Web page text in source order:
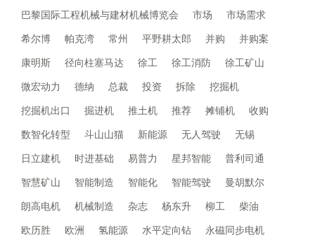
巴黎国际工程机械与建材机械博览会
市场
市场需求
希尔博
帕克湾 常州 平野耕太郎 并购
并购案
康明斯
径向柱塞马达 徐工 徐工消防
徐工矿山
微宏动力
德纳 总裁 投资 拆除
挖掘机
挖掘机出口
掘进机 推土机 推荐 摊铺机
收购
数智化转型
斗山山猫 新能源 无人驾驶
无锡
日立建机
时进基础 易普力 星邦智能
普利司通
智慧矿山
智能制造 智能化 智能驾驶
曼胡默尔
朗高电机
机械制造 杂志 杨东升 柳工
柴油
欧历胜
欧洲 氢能源 水平定向钻
永磁同步电机